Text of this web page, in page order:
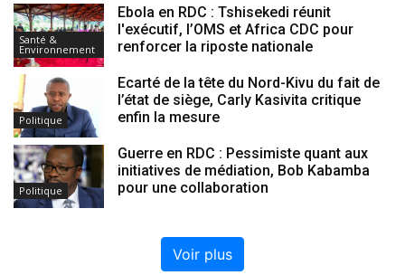
Santé &
Environnement
Ebola en RDC : Tshisekedi réunit
l'exécutif, l’OMS et Africa CDC pour
renforcer la riposte nationale
Politique
Ecarté de la tête du Nord-Kivu du fait de
l’état de siège, Carly Kasivita critique
enfin la mesure
Politique
Guerre en RDC : Pessimiste quant aux
initiatives de médiation, Bob Kabamba
pour une collaboration
Voir plus